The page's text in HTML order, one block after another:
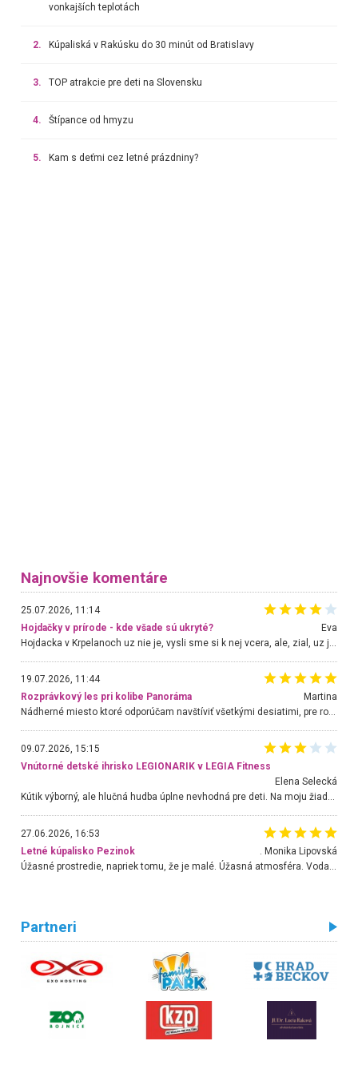
vonkajších teplotách
2. Kúpaliská v Rakúsku do 30 minút od Bratislavy
3. TOP atrakcie pre deti na Slovensku
4. Štípance od hmyzu
5. Kam s deťmi cez letné prázdniny?
Najnovšie komentáre
25.07.2026, 11:14
Hojdačky v prírode - kde všade sú ukryté?
Eva
19.07.2026, 11:44
Rozprávkový les pri kolibe Panoráma
Martina
Nádherné miesto ktoré odporúčam navštíviť všetkými desiatimi, pre rodiny s deťmi, dôchodcom... Proste a jednoducho ozaj rozprávkový les.. určite ešte prídeme. Odniesli sme si na pamiatku krásne tričká,
09.07.2026, 15:15
Vnútorné detské ihrisko LEGIONARIK v LEGIA Fitness
Elena Selecká
Kútik výborný, ale hlučná hudba úplne nevhodná pre deti. Na moju žiadosť o aspoň sušenie nereagovali.
27.06.2026, 16:53
Letné kúpalisko Pezinok
. Monika Lipovská
Partneri